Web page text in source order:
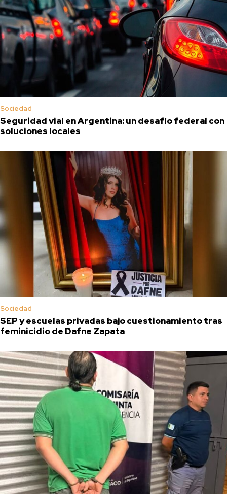
Sociedad
Seguridad vial en Argentina: un desafío federal con
soluciones locales
Sociedad
SEP y escuelas privadas bajo cuestionamiento tras
feminicidio de Dafne Zapata